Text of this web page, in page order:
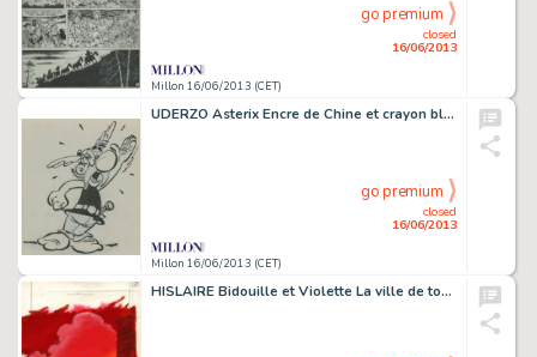
Millon 16/06/2013 (CET)
closed
16/06/2013
go premium
UDERZO Asterix Encre de Chine et crayon bleu pour une illustration re
Millon 16/06/2013 (CET)
closed
16/06/2013
go premium
HISLAIRE Bidouille et Violette La ville de tous les jours Encre de Chine